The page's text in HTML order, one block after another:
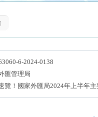
6-2024-0138
匯管理局
覽！國家外匯局2024年上半年